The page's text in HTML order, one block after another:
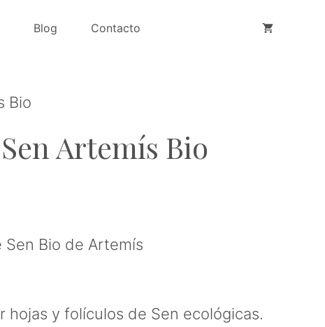
Blog Contacto
Bio
Artemís Bio
Bio de Artemís
hojas y folículos de Sen ecológicas.